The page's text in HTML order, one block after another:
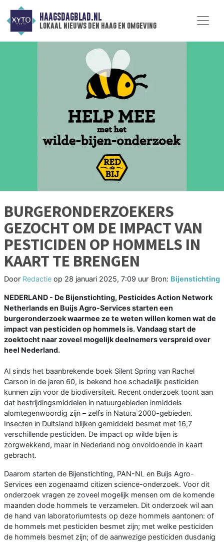
HAAGSDAGBLAD.NL
lokaal nieuws den haag en omgeving
BURGERONDERZOEKERS
GEZOCHT OM DE IMPACT VAN
PESTICIDEN OP HOMMELS IN
KAART TE BRENGEN
Door Redactie op 28 januari 2025, 7:09 uur Bron: Bijenstichting
NEDERLAND - De Bijenstichting, Pesticides Action Network
Netherlands en Buijs Agro-Services starten een
burgeronderzoek waarmee ze te weten willen komen wat de
impact van pesticiden op hommels is. Vandaag start de
zoektocht naar zoveel mogelijk deelnemers verspreid over
heel Nederland.
Al sinds het baanbrekende boek Silent Spring van Rachel
Carson in de jaren 60, is bekend hoe schadelijk pesticiden
kunnen zijn voor de biodiversiteit. Recent onderzoek toont aan
dat bestrijdingsmiddelen in natuurgebieden inmiddels
alomtegenwoordig zijn – zelfs in Natura 2000-gebieden.
Insecten in Duitsland blijken gemiddeld besmet met 16,7
verschillende pesticiden. De impact op wilde bijen is
zorgwekkend, maar in Nederland nog onvoldoende in kaart
gebracht.
Daarom starten de Bijenstichting, PAN-NL en Buijs Agro-
Services een zogenaamd citizen science-onderzoek. Voor dit
onderzoek vragen ze zoveel mogelijk mensen om de komende
maanden dode hommels te verzamelen. Dit onderzoek wil aan
de hand van laboratoriumtests op deze hommels aantonen: of
de hommels met pesticiden besmet zijn; met welke pesticiden
de hommels besmet zijn; of de aanwezige pesticiden dusdanig